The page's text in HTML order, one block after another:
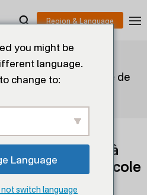
à poules pondeuses,
de ferme avicole de
cages à
de ferme avicole
you might be
language.
change to:
Language
switch language